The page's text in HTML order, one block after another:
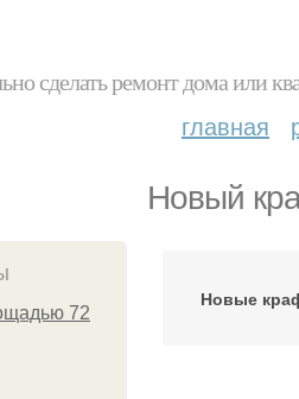
сделать ремонт дома или
главная
Новый
72
Новые